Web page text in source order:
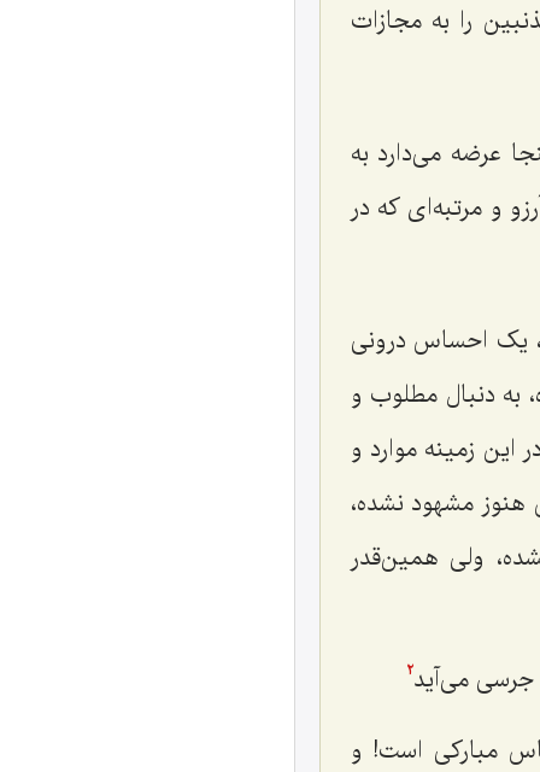
را به مجازات
عرضه می‌دارد به
و مرتبه‌ای که در
یک احساس درونی
به دنبال مطلوب و
زمینه موارد و
مشهود نشده،
ولی همین‌قدر
می‌آید2
مبارکی است! و